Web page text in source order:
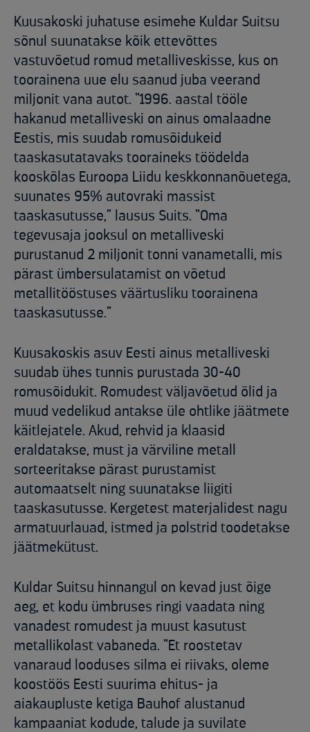
Kuusakoski juhatuse esimehe Kuldar Suitsu
sõnul suunatakse kõik ettevõttes
vastuvõetud romud metalliveskisse, kus on
toorainena uue elu saanud juba veerand
miljonit vana autot. “1996. aastal tööle
hakanud metalliveski on ainus omalaadne
Eestis, mis suudab romusõidukeid
taaskasutatavaks tooraineks töödelda
kooskõlas Euroopa Liidu keskkonnanõuetega,
suunates 95% autovraki massist
taaskasutusse,” lausus Suits. “Oma
tegevusaja jooksul on metalliveski
purustanud 2 miljonit tonni vanametalli, mis
pärast ümbersulatamist on võetud
metallitööstuses väärtusliku toorainena
taaskasutusse.”
Kuusakoskis asuv Eesti ainus metalliveski
suudab ühes tunnis purustada 30-40
romusõidukit. Romudest väljavõetud õlid ja
muud vedelikud antakse üle ohtlike jäätmete
käitlejatele. Akud, rehvid ja klaasid
eraldatakse, must ja värviline metall
sorteeritakse pärast purustamist
automaatselt ning suunatakse liigiti
taaskasutusse. Kergetest materjalidest nagu
armatuurlauad, istmed ja polstrid toodetakse
jäätmekütust.
Kuldar Suitsu hinnangul on kevad just õige
aeg, et kodu ümbruses ringi vaadata ning
vanadest romudest ja muust kasutust
metallikolast vabaneda. “Et roostetav
vanaraud looduses silma ei riivaks, oleme
koostöös Eesti suurima ehitus- ja
aiakaupluste ketiga Bauhof alustanud
kampaaniat kodude, talude ja suvilate